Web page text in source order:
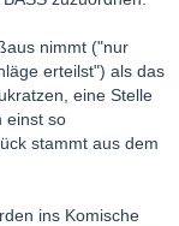
nimmt ("nur
erteilst") als das
eine Stelle
einst so
stammt aus dem
ins Komische